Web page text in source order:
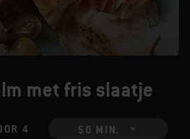
met fris slaatje
4
50 MIN.